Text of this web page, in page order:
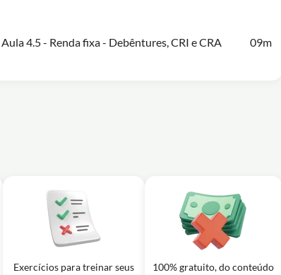
4.5 - Renda fixa - Debêntures, CRI e CRA 09m
Exercícios para treinar seus
100% gratuito, do conteúdo